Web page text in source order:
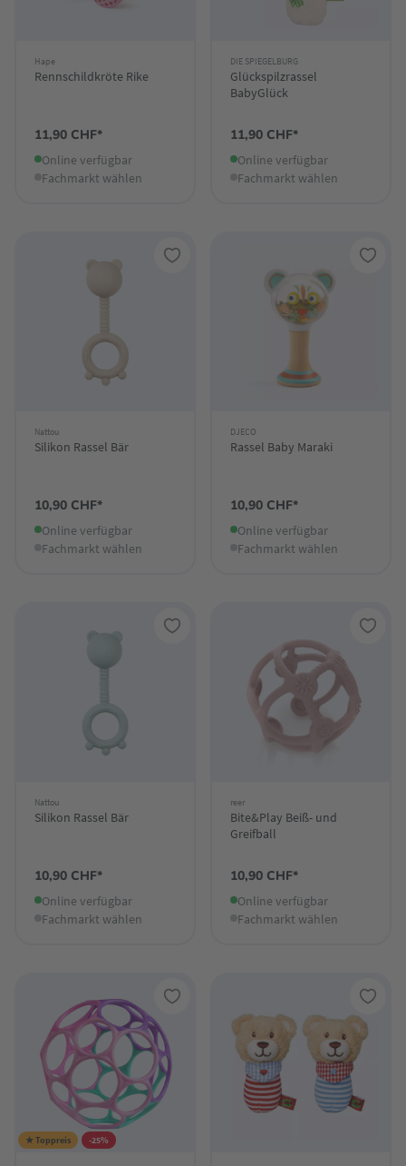
Hape
Rennschildkröte Rike
11,90 CHF*
Online verfügbar
Fachmarkt wählen
DIE SPIEGELBURG
Glückspilzrassel
BabyGlück
11,90 CHF*
Online verfügbar
Fachmarkt wählen
Nattou
Silikon Rassel Bär
10,90 CHF*
Online verfügbar
Fachmarkt wählen
DJECO
Rassel Baby Maraki
10,90 CHF*
Online verfügbar
Fachmarkt wählen
Nattou
Silikon Rassel Bär
10,90 CHF*
Online verfügbar
Fachmarkt wählen
reer
Bite&Play Beiß- und
Greifball
10,90 CHF*
Online verfügbar
Fachmarkt wählen
★ Toppreis -25%